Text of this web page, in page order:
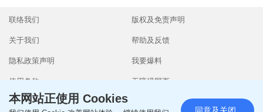
联络我们
关于我们
隐私政策声明
使用条款
版权及免责声明
帮助及反馈
我要爆料
无障碍网页
本网站正使用 Cookies
同意及关闭